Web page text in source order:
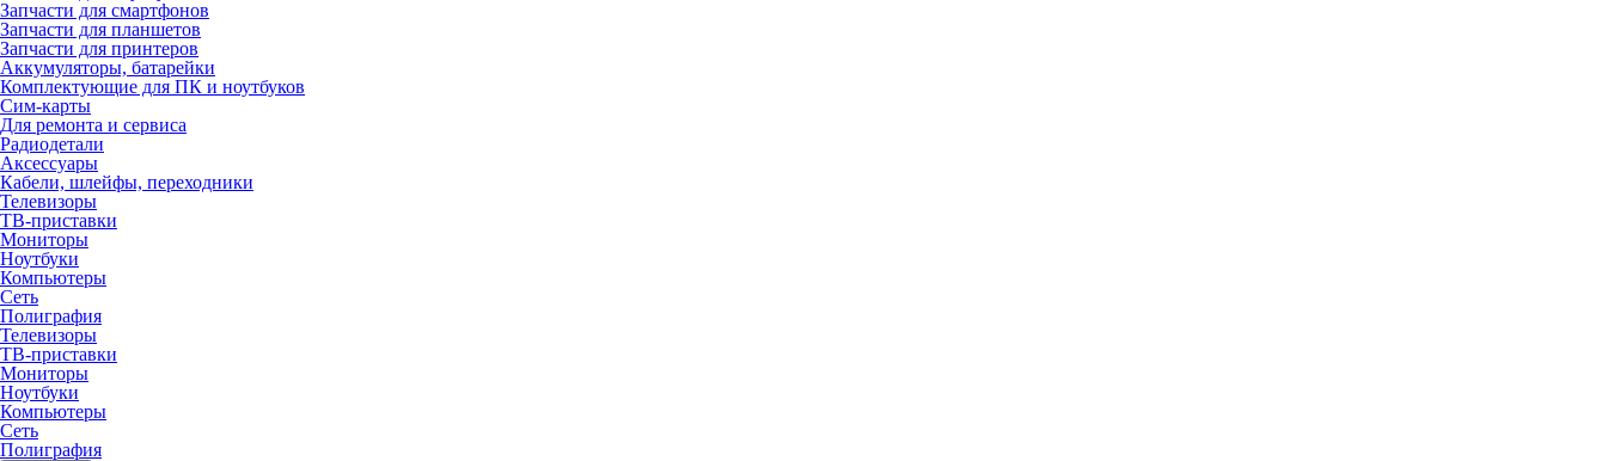
Запчасти для смартфонов
Запчасти для планшетов
Запчасти для принтеров
Аккумуляторы, батарейки
Комплектующие для ПК и ноутбуков
Сим-карты
Для ремонта и сервиса
Радиодетали
Аксессуары
Кабели, шлейфы, переходники
Телевизоры
ТВ-приставки
Мониторы
Ноутбуки
Компьютеры
Сеть
Полиграфия
Телевизоры
ТВ-приставки
Мониторы
Ноутбуки
Компьютеры
Сеть
Полиграфия